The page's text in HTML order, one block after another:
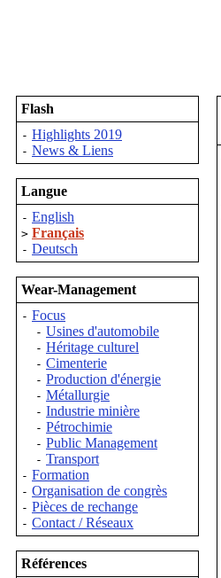
Flash
- Highlights 2019
- News & Liens
Langue
- English
> Français
- Deutsch
Wear-Management
- Focus
- Usines d'automobile
- Héritage culturel
- Cimenterie
- Production d'énergie
- Métallurgie
- Industrie minière
- Pétrochimie
- Public Management
- Transport
- Formation
- Organisation de congrès
- Pièces de rechange
- Contact / Réseaux
Références